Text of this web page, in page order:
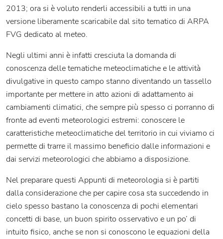
2013; ora si è voluto renderli accessibili a tutti in una
versione liberamente scaricabile dal sito tematico di ARPA
FVG dedicato al meteo.
Negli ultimi anni è infatti cresciuta la domanda di
conoscenza delle tematiche meteoclimatiche e le attività
divulgative in questo campo stanno diventando un tassello
importante per mettere in atto azioni di adattamento ai
cambiamenti climatici, che sempre più spesso ci porranno di
fronte ad eventi meteorologici estremi: conoscere le
caratteristiche meteoclimatiche del territorio in cui viviamo ci
permette di trarre il massimo beneficio dalle informazioni e
dai servizi meteorologici che abbiamo a disposizione.
Nel preparare questi Appunti di meteorologia si è partiti
dalla considerazione che per capire cosa sta succedendo in
cielo spesso bastano la conoscenza di pochi elementari
concetti di base, un buon spirito osservativo e un po’ di
intuito fisico, anche se non si conoscono le equazioni della